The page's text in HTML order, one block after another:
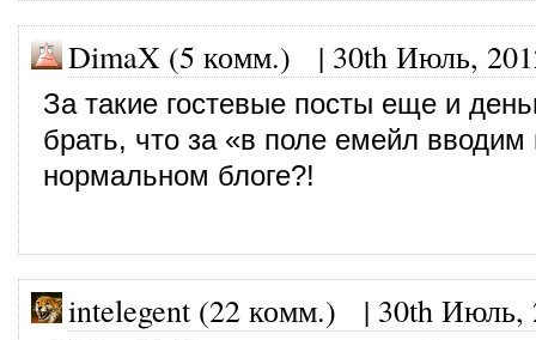
DimaX (5 комм.) | 30th Июль,
За такие гостевые посты еще и
брать, что за «в поле емейл
нормальном блоге?!
intelegent (22 комм.) | 30th Июль,